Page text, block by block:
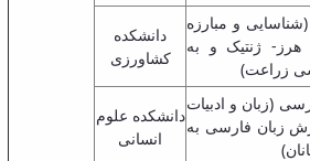
و مبارزه
ژنتیک و به
زراعت)
دانشکده
کشاورزی
(زبان و ادبیات
زبان فارسی به
دانشکده علوم
انسانی